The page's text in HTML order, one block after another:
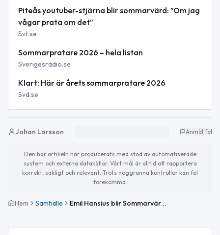
Piteås youtuber-stjärna blir sommarvärd: ”Om jag
vågar prata om det”
Svt.se
Sommarpratare 2026 – hela listan
Sverigesradio.se
Klart: Här är årets sommarpratare 2026
Svd.se
Johan Larsson Anmäl fel
Den här artikeln har producerats med stöd av automatiserade
system och externa datakällor. Vårt mål är alltid att rapportera
korrekt, sakligt och relevant. Trots noggranna kontroller kan fel
förekomma.
Hem Samhälle Emil Hansius blir Sommarvärd i P1 – sänds 13 juli